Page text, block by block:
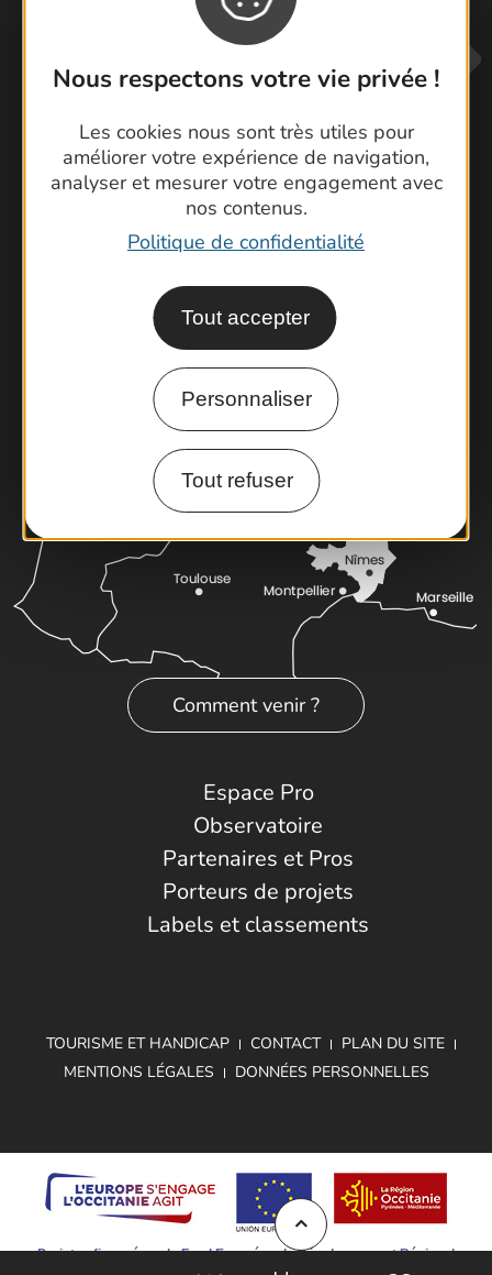
Nous respectons votre vie privée !
Les cookies nous sont très utiles pour
améliorer votre expérience de navigation,
analyser et mesurer votre engagement avec
nos contenus.
Politique de confidentialité
Tout accepter
Personnaliser
Tout refuser
Contactez-nous !
Foire aux questions
Cartoguides et Topoguides
Latitude Gard
Comment venir ?
Espace Pro
Observatoire
Partenaires et Pros
Porteurs de projets
Labels et classements
TOURISME ET HANDICAP CONTACT
PLAN DU SITE
MENTIONS LÉGALES
DONNÉES PERSONNELLES
Projet cofinancé par le Fond Européen de Développement Régional